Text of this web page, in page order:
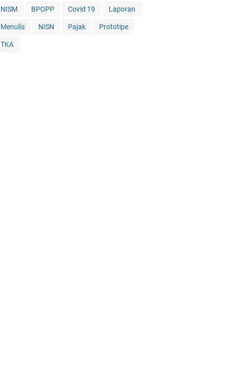
NISM BPOPP Covid 19 Laporan
Menulis NISN Pajak Prototipe
TKA